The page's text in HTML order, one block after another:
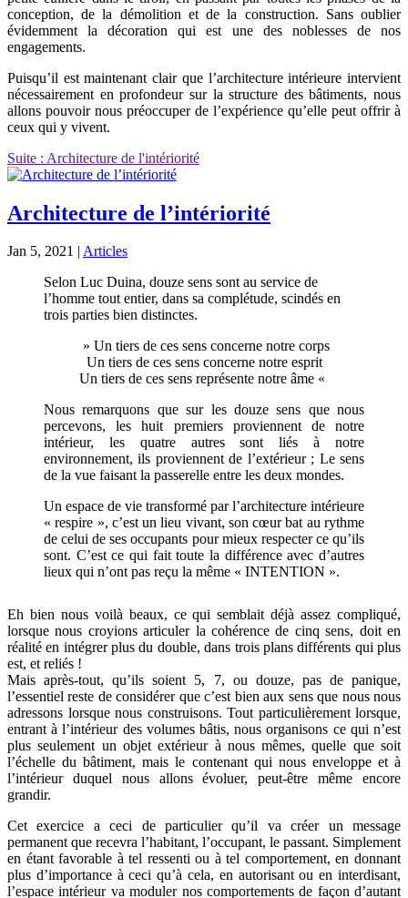
conception, de la démolition et de la construction. Sans oublier
évidemment la décoration qui est une des noblesses de nos
engagements.
Puisqu’il est maintenant clair que l’architecture intérieure intervient
nécessairement en profondeur sur la structure des bâtiments, nous
allons pouvoir nous préoccuper de l’expérience qu’elle peut offrir à
ceux qui y vivent.
Suite : Architecture de l'intériorité
Architecture de l’intériorité
Jan 5, 2021 | Articles
Selon Luc Duina, douze sens sont au service de
l’homme tout entier, dans sa complétude, scindés en
trois parties bien distinctes.
» Un tiers de ces sens concerne notre corps
Un tiers de ces sens concerne notre esprit
Un tiers de ces sens représente notre âme «
Nous remarquons que sur les douze sens que nous
percevons, les huit premiers proviennent de notre
intérieur, les quatre autres sont liés à notre
environnement, ils proviennent de l’extérieur ; Le sens
de la vue faisant la passerelle entre les deux mondes.
Un espace de vie transformé par l’architecture intérieure
« respire », c’est un lieu vivant, son cœur bat au rythme
de celui de ses occupants pour mieux respecter ce qu’ils
sont. C’est ce qui fait toute la différence avec d’autres
lieux qui n’ont pas reçu la même « INTENTION ».
Eh bien nous voilà beaux, ce qui semblait déjà assez compliqué,
lorsque nous croyions articuler la cohérence de cinq sens, doit en
réalité en intégrer plus du double, dans trois plans différents qui plus
est, et reliés !
Mais après-tout, qu’ils soient 5, 7, ou douze, pas de panique,
l’essentiel reste de considérer que c’est bien aux sens que nous nous
adressons lorsque nous construisons. Tout particulièrement lorsque,
entrant à l’intérieur des volumes bâtis, nous organisons ce qui n’est
plus seulement un objet extérieur à nous mêmes, quelle que soit
l’échelle du bâtiment, mais le contenant qui nous enveloppe et à
l’intérieur duquel nous allons évoluer, peut-être même encore
grandir.
Cet exercice a ceci de particulier qu’il va créer un message
permanent que recevra l’habitant, l’occupant, le passant. Simplement
en étant favorable à tel ressenti ou à tel comportement, en donnant
plus d’importance à ceci qu’à cela, en autorisant ou en interdisant,
l’espace intérieur va moduler nos comportements de façon d’autant